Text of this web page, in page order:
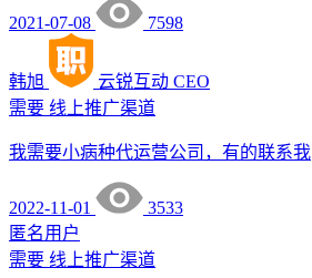
2021-07-08 7598
韩旭 云锐互动 CEO
需要 线上推广渠道
我需要小病种代运营公司，有的联系我
2022-11-01
3533
匿名用户
需要 线上推广渠道